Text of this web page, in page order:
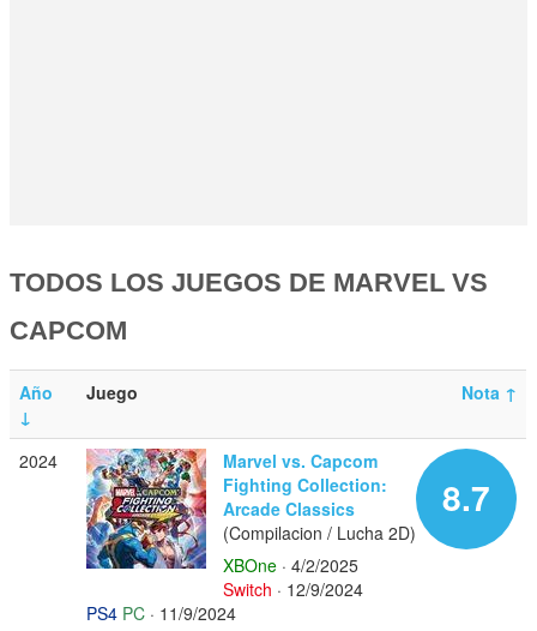
TODOS LOS JUEGOS DE MARVEL VS
CAPCOM
Año
↓
Nota ↑
Juego
2024
8.7
Marvel vs. Capcom
Fighting Collection:
Arcade Classics
(Compilacion / Lucha 2D)
XBOne · 4/2/2025
Switch · 12/9/2024
PS4 PC · 11/9/2024